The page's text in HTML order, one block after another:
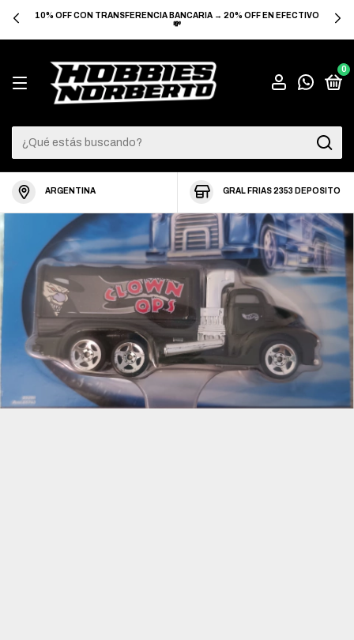
10% OFF CON TRANSFERENCIA BANCARIA → 20% OFF EN EFECTIVO
💸
0
ARGENTINA GRAL FRIAS 2353 DEPOSITO